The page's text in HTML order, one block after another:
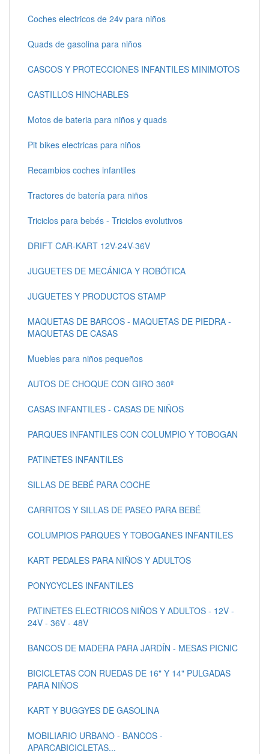
Coches electricos de 24v para niños
Quads de gasolina para niños
CASCOS Y PROTECCIONES INFANTILES MINIMOTOS
CASTILLOS HINCHABLES
Motos de bateria para niños y quads
Pit bikes electricas para niños
Recambios coches infantiles
Tractores de batería para niños
Triciclos para bebés - Triciclos evolutivos
DRIFT CAR-KART 12V-24V-36V
JUGUETES DE MECÁNICA Y ROBÓTICA
JUGUETES Y PRODUCTOS STAMP
MAQUETAS DE BARCOS - MAQUETAS DE PIEDRA -
MAQUETAS DE CASAS
Muebles para niños pequeños
AUTOS DE CHOQUE CON GIRO 360º
CASAS INFANTILES - CASAS DE NIÑOS
PARQUES INFANTILES CON COLUMPIO Y TOBOGAN
PATINETES INFANTILES
SILLAS DE BEBÉ PARA COCHE
CARRITOS Y SILLAS DE PASEO PARA BEBÉ
COLUMPIOS PARQUES Y TOBOGANES INFANTILES
KART PEDALES PARA NIÑOS Y ADULTOS
PONYCYCLES INFANTILES
PATINETES ELECTRICOS NIÑOS Y ADULTOS - 12V -
24V - 36V - 48V
BANCOS DE MADERA PARA JARDÍN - MESAS PICNIC
BICICLETAS CON RUEDAS DE 16" Y 14" PULGADAS
PARA NIÑOS
KART Y BUGGYES DE GASOLINA
MOBILIARIO URBANO - BANCOS -
APARCABICICLETAS...